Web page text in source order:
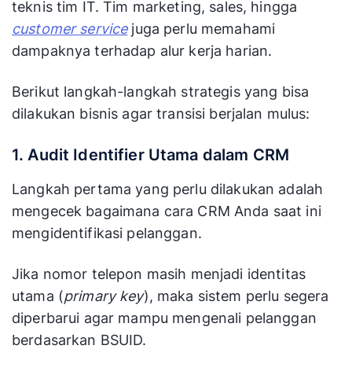
teknis tim IT. Tim marketing, sales, hingga
customer servicejuga perlu memahami
dampaknya terhadap alur kerja harian.
Berikut langkah-langkah strategis yang bisa
dilakukan bisnis agar transisi berjalan mulus:
1. Audit Identifier Utama dalam CRM
Langkah pertama yang perlu dilakukan adalah
mengecek bagaimana cara CRM Anda saat ini
mengidentifikasi pelanggan.
Jika nomor telepon masih menjadi identitas
utama (primary key), maka sistem perlu segera
diperbarui agar mampu mengenali pelanggan
berdasarkan BSUID.